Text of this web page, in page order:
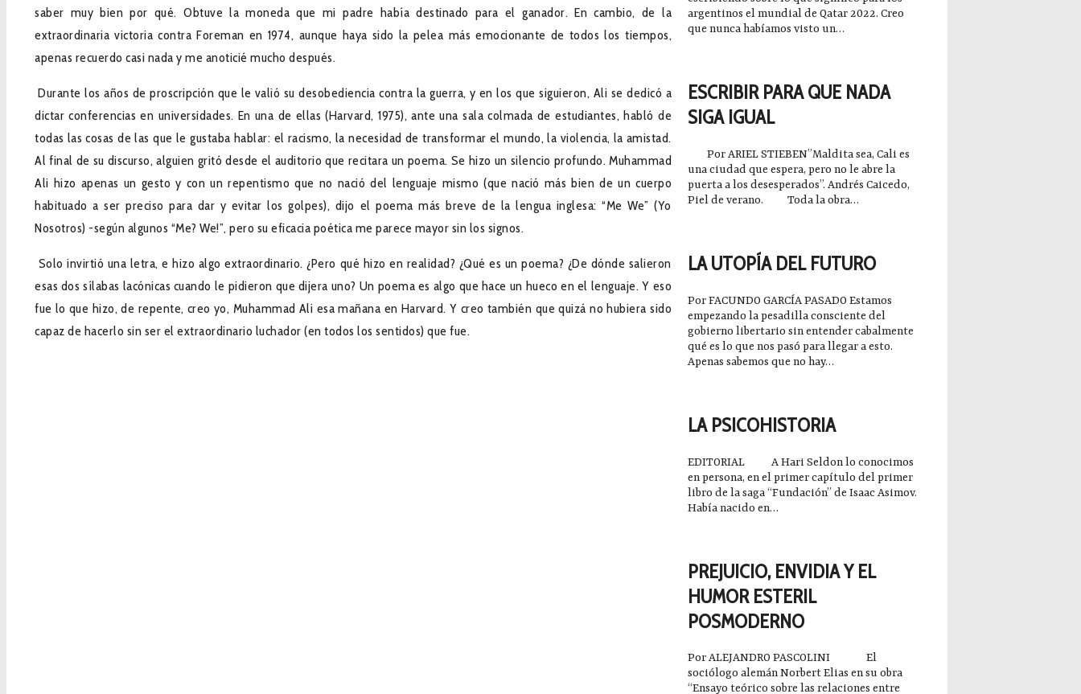
saber muy bien por qué. Obtuve la moneda que mi padre había destinado para el ganador. En cambio, de la
extraordinaria victoria contra Foreman en 1974, aunque haya sido la pelea más emocionante de todos los tiempos,
apenas recuerdo casi nada y me anoticié mucho después.
Durante los años de proscripción que le valió su desobediencia contra la guerra, y en los que siguieron, Ali se dedicó a
dictar conferencias en universidades. En una de ellas (Harvard, 1975), ante una sala colmada de estudiantes, habló de
todas las cosas de las que le gustaba hablar: el racismo, la necesidad de transformar el mundo, la violencia, la amistad.
Al final de su discurso, alguien gritó desde el auditorio que recitara un poema. Se hizo un silencio profundo. Muhammad
Ali hizo apenas un gesto y con un repentismo que no nació del lenguaje mismo (que nació más bien de un cuerpo
habituado a ser preciso para dar y evitar los golpes), dijo el poema más breve de la lengua inglesa: “Me We” (Yo
Nosotros) -según algunos “Me? We!”, pero su eficacia poética me parece mayor sin los signos.
Solo invirtió una letra, e hizo algo extraordinario. ¿Pero qué hizo en realidad? ¿Qué es un poema? ¿De dónde salieron
esas dos sílabas lacónicas cuando le pidieron que dijera uno? Un poema es algo que hace un hueco en el lenguaje. Y eso
fue lo que hizo, de repente, creo yo, Muhammad Ali esa mañana en Harvard. Y creo también que quizá no hubiera sido
capaz de hacerlo sin ser el extraordinario luchador (en todos los sentidos) que fue.
argentinos el mundial de Qatar 2022. Creo
que nunca habíamos visto un…
ESCRIBIR PARA QUE NADA
SIGA IGUAL
Por ARIEL STIEBEN”Maldita sea, Cali es
una ciudad que espera, pero no le abre la
puerta a los desesperados”. Andrés Caicedo,
Piel de verano. Toda la obra…
LA UTOPÍA DEL FUTURO
Por FACUNDO GARCÍA PASADO Estamos
empezando la pesadilla consciente del
gobierno libertario sin entender cabalmente
qué es lo que nos pasó para llegar a esto.
Apenas sabemos que no hay…
LA PSICOHISTORIA
EDITORIAL A Hari Seldon lo conocimos
en persona, en el primer capítulo del primer
libro de la saga “Fundación” de Isaac Asimov.
Había nacido en…
PREJUICIO, ENVIDIA Y EL
HUMOR ESTERIL
POSMODERNO
Por ALEJANDRO PASCOLINI El
sociólogo alemán Norbert Elias en su obra
“Ensayo teórico sobre las relaciones entre